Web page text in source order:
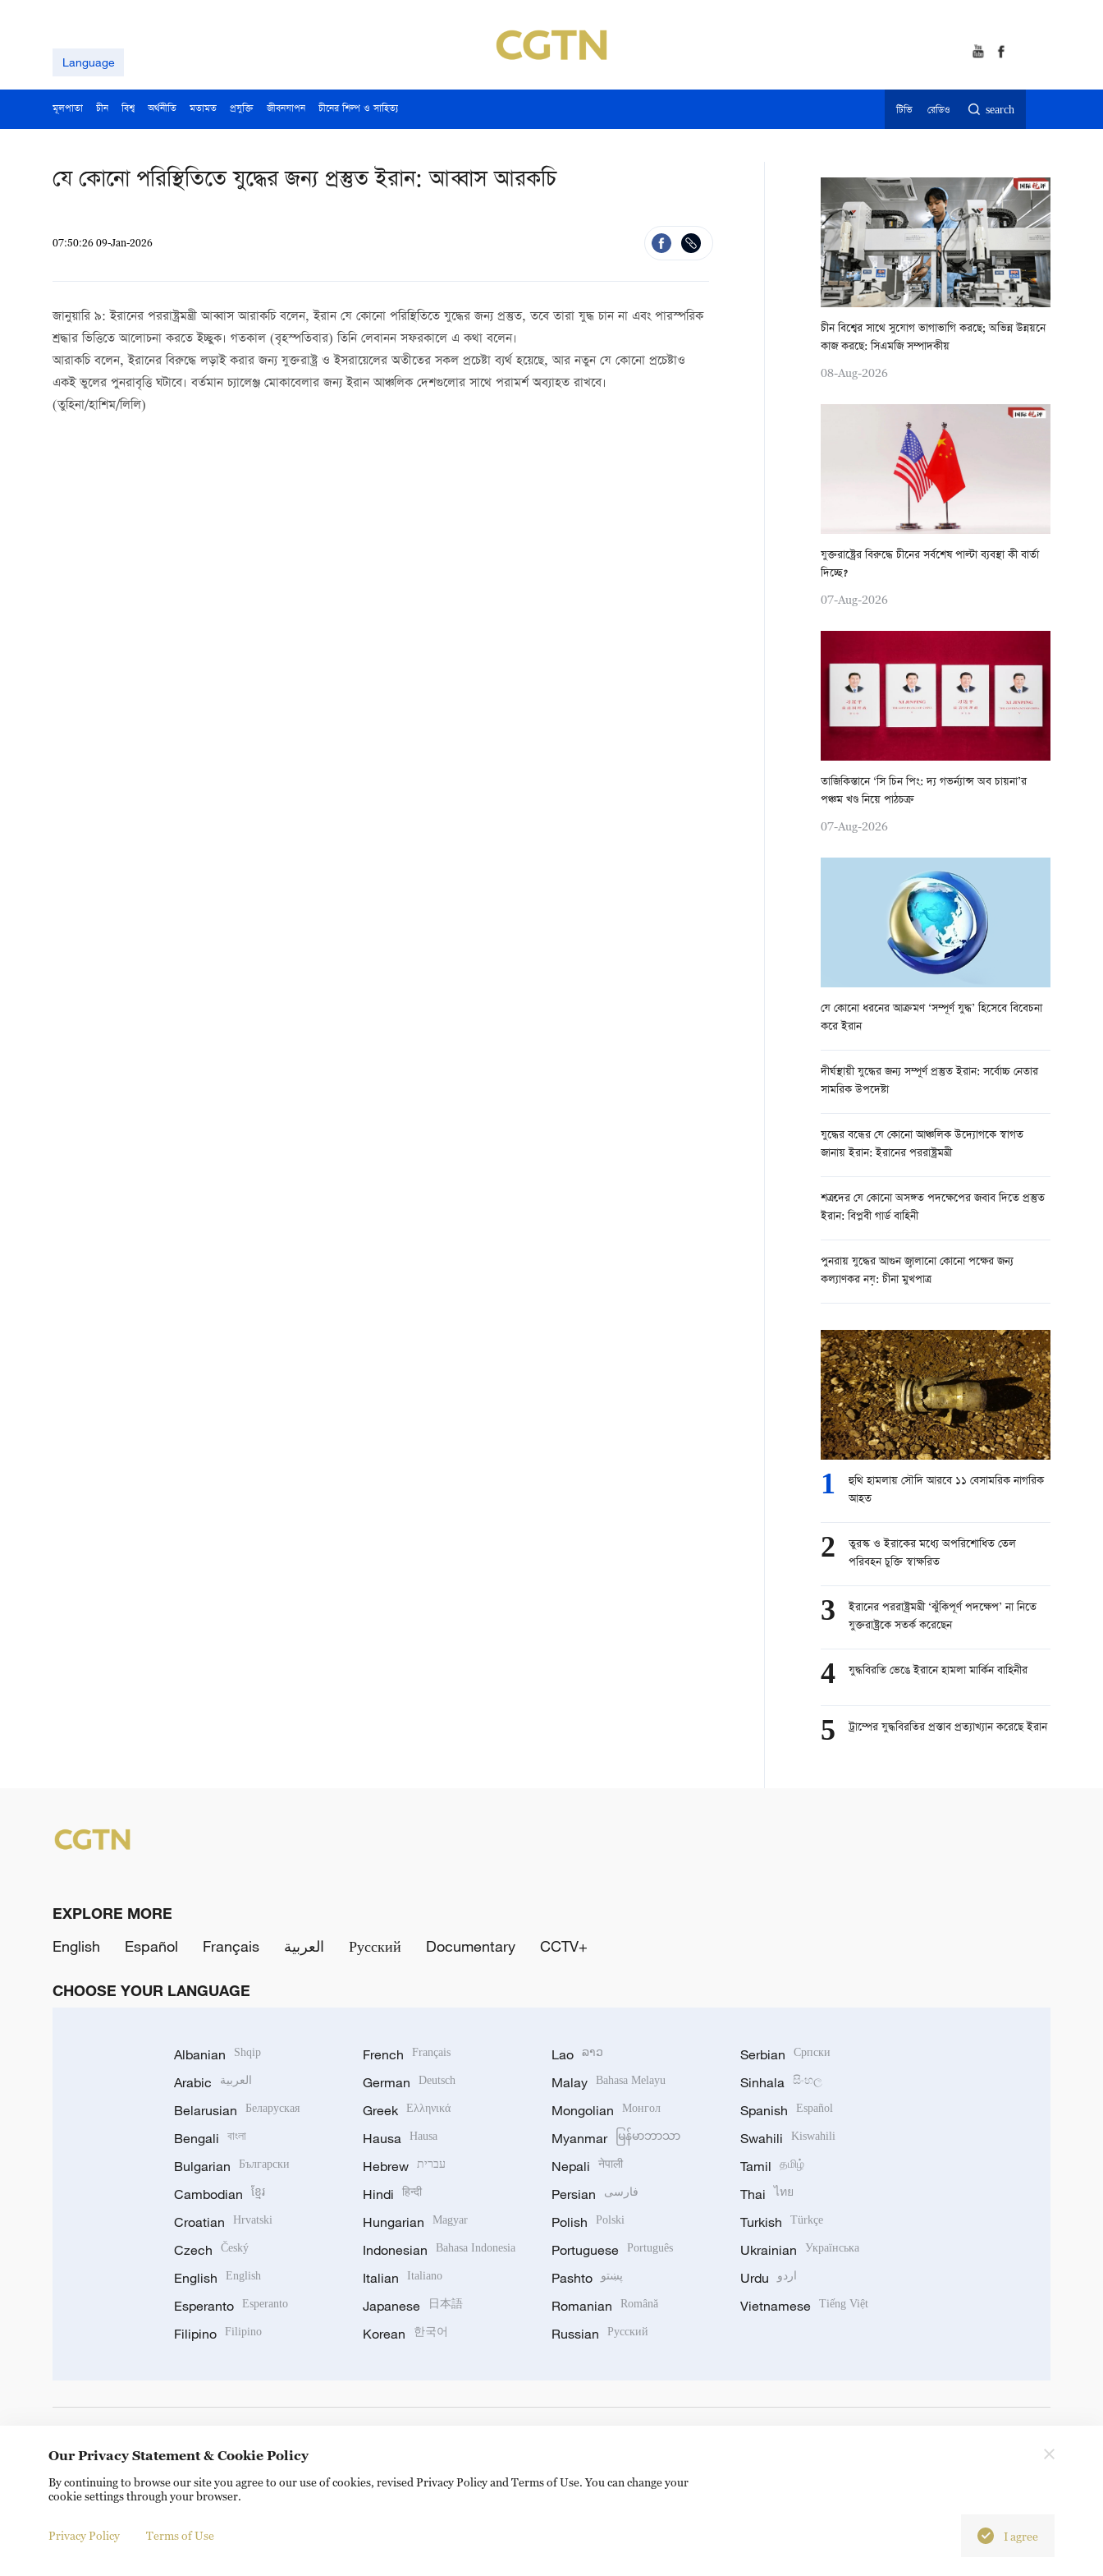
Language
মূলপাতা চীন বিশ্ব অর্থনীতি মতামত প্রযুক্তি জীবনযাপন চীনের শিল্প ও সাহিত্য টিভি রেডিও search
যে কোনো পরিস্থিতিতে যুদ্ধের জন্য প্রস্তুত ইরান: আব্বাস আরকচি
07:50:26 09-Jan-2026
জানুয়ারি ৯: ইরানের পররাষ্ট্রমন্ত্রী আব্বাস আরাকচি বলেন, ইরান যে কোনো পরিস্থিতিতে যুদ্ধের জন্য প্রস্তুত, তবে তারা যুদ্ধ চান না এবং পারস্পরিক
শ্রদ্ধার ভিত্তিতে আলোচনা করতে ইচ্ছুক। গতকাল (বৃহস্পতিবার) তিনি লেবানন সফরকালে এ কথা বলেন।
আরাকচি বলেন, ইরানের বিরুদ্ধে লড়াই করার জন্য যুক্তরাষ্ট্র ও ইসরায়েলের অতীতের সকল প্রচেষ্টা ব্যর্থ হয়েছে, আর নতুন যে কোনো প্রচেষ্টাও
একই ভুলের পুনরাবৃত্তি ঘটাবে। বর্তমান চ্যালেঞ্জ মোকাবেলার জন্য ইরান আঞ্চলিক দেশগুলোর সাথে পরামর্শ অব্যাহত রাখবে।
(তুহিনা/হাশিম/লিলি)
চীন বিশ্বের সাথে সুযোগ ভাগাভাগি করছে; অভিন্ন উন্নয়নে
কাজ করছে: সিএমজি সম্পাদকীয়
08-Aug-2026
যুক্তরাষ্ট্রের বিরুদ্ধে চীনের সর্বশেষ পাল্টা ব্যবস্থা কী বার্তা
দিচ্ছে?
07-Aug-2026
তাজিকিস্তানে ‘সি চিন পিং: দ্য গভর্ন্যান্স অব চায়না’র
পঞ্চম খণ্ড নিয়ে পাঠচক্র
07-Aug-2026
যে কোনো ধরনের আক্রমণ ‘সম্পূর্ণ যুদ্ধ’ হিসেবে বিবেচনা
করে ইরান
দীর্ঘস্থায়ী যুদ্ধের জন্য সম্পূর্ণ প্রস্তুত ইরান: সর্বোচ্চ নেতার
সামরিক উপদেষ্টা
যুদ্ধের বন্ধের যে কোনো আঞ্চলিক উদ্যোগকে স্বাগত
জানায় ইরান: ইরানের পররাষ্ট্রমন্ত্রী
শত্রুদের যে কোনো অসঙ্গত পদক্ষেপের জবাব দিতে প্রস্তুত
ইরান: বিপ্লবী গার্ড বাহিনী
পুনরায় যুদ্ধের আগুন জ্বালানো কোনো পক্ষের জন্য
কল্যাণকর নয়: চীনা মুখপাত্র
1
হুথি হামলায় সৌদি আরবে ১১ বেসামরিক নাগরিক
আহত
2
তুরস্ক ও ইরাকের মধ্যে অপরিশোধিত তেল
পরিবহন চুক্তি স্বাক্ষরিত
3
ইরানের পররাষ্ট্রমন্ত্রী ‘ঝুঁকিপূর্ণ পদক্ষেপ’ না নিতে
যুক্তরাষ্ট্রকে সতর্ক করেছেন
4 যুদ্ধবিরতি ভেঙে ইরানে হামলা মার্কিন বাহিনীর
5 ট্রাম্পের যুদ্ধবিরতির প্রস্তাব প্রত্যাখ্যান করেছে ইরান
EXPLORE MORE
English
Español Français العربية Русский Documentary CCTV+
CHOOSE YOUR LANGUAGE
Albanian Shqip
Arabic العربية
Belarusian Беларуская
Bengali বাংলা
Bulgarian Български
Cambodian ខ្មែរ
Croatian Hrvatski
Czech Český
English English
Esperanto Esperanto
Filipino Filipino
French Français
German Deutsch
Greek Ελληνικά
Hausa Hausa
Hebrew עברית
Hindi हिन्दी
Hungarian Magyar
Indonesian Bahasa Indonesia
Italian Italiano
Japanese 日本語
Korean 한국어
Lao ລາວ
Malay Bahasa Melayu
Mongolian Монгол
Myanmar မြန်မာဘာသာ
Nepali नेपाली
Persian فارسی
Polish Polski
Portuguese Português
Pashto پښتو
Romanian Română
Russian Русский
Serbian Српски
Sinhala සිංහල
Spanish Español
Swahili Kiswahili
Tamil தமிழ்
Thai ไทย
Turkish Türkçe
Ukrainian Українська
Urdu اردو
Vietnamese Tiếng Việt
Copyright © 2024 CGTN. 京ICP备20000184号
Our Privacy Statement & Cookie Policy
By continuing to browse our site you agree to our use of cookies, revised Privacy Policy and Terms of Use. You can change your
cookie settings through your browser.
Privacy Policy Terms of Use I agree